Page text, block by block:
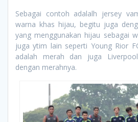
Sebagai contoh adalalh jersey
warna khas hijau, begitu juga
yang menggunakan hijau sebagai
juga ytim lain seperti Young Rior
adalah merah dan juga
dengan merahnya.